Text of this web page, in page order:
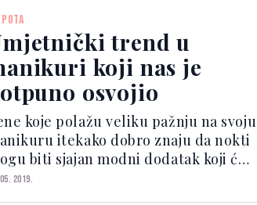
njegu i skupih tretmana lica, ali
nas...
trend u
koji nas je
osvojio
koje polažu veliku pažnju na svoju
itekako dobro znaju da nokti
biti sjajan modni dodatak koji će
nadopuniti svaki stil. Ako su vam,
2019.